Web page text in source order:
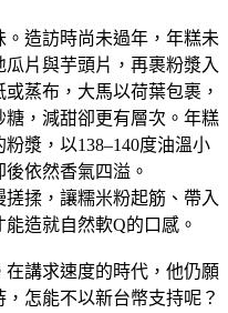
造訪時尚未過年，年糕未
瓜片與芋頭片，再裹粉漿入
蒸布，大馬以荷葉包裹，
，減甜卻更有層次。年糕
漿，以138–140度油溫小
依然香氣四溢。
揉，讓糯米粉起筋、帶入
造就自然軟Q的口感。
講求速度的時代，他仍願
，怎能不以新台幣支持呢？